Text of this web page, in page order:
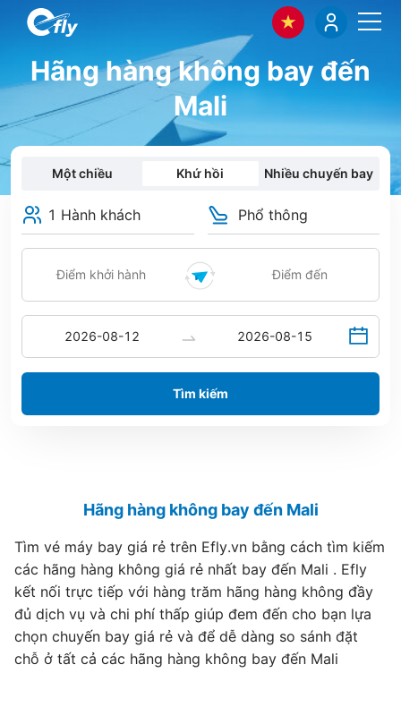
Hãng hàng không bay đến
Mali
Một chiều Khứ hồi Nhiều chuyến bay
1 Hành khách Phổ thông
Tìm kiếm
Hãng hàng không bay đến Mali
Tìm vé máy bay giá rẻ trên Efly.vn bằng cách tìm kiếm
các hãng hàng không giá rẻ nhất bay đến Mali . Efly
kết nối trực tiếp với hàng trăm hãng hàng không đầy
đủ dịch vụ và chi phí thấp giúp đem đến cho bạn lựa
chọn chuyến bay giá rẻ và để dễ dàng so sánh đặt
chỗ ở tất cả các hãng hàng không bay đến Mali